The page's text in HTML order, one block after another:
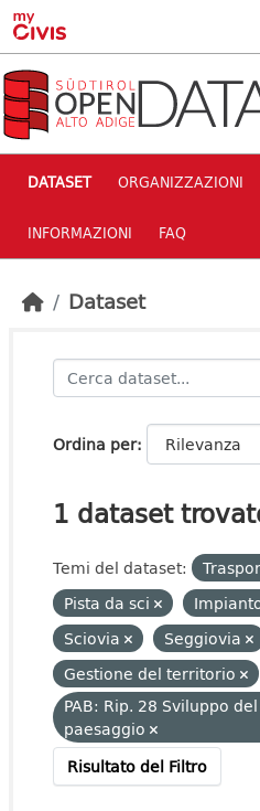
Skip to main content
DATASET ORGANIZZAZIONI
INFORMAZIONI FAQ
Dataset
Ordina per
1 dataset
Temi del dataset:
Pista da sci
Sciovia
Seggiovia
Gestione del territorio
PAB: Rip. 28 Sviluppo
paesaggio
Risultato del Filtro